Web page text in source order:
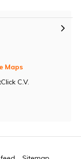
Maps
C.V.